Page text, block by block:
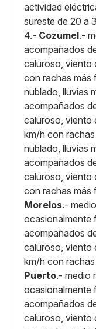
actividad
sureste de 20 a
4.- Cozumel.-
acompañados
caluroso, viento
con rachas más
nublado, lluvias
acompañados
caluroso, viento
km/h con
nublado, lluvias
acompañados
caluroso, viento
con rachas más
Morelos.-
ocasionalmente
acompañados
caluroso, viento
km/h con
Puerto.- medio
ocasionalmente
acompañados
caluroso, viento